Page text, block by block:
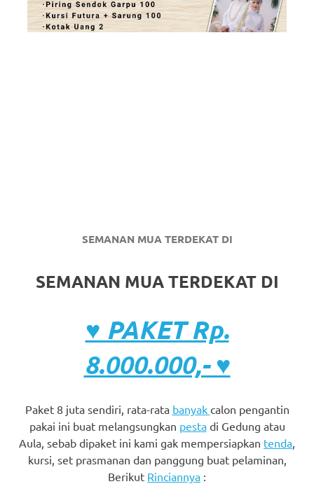
SEMANAN MUA TERDEKAT DI
SEMANAN MUA TERDEKAT DI
♥ PAKET Rp.
8.000.000,- ♥
Paket 8 juta sendiri, rata-rata banyak calon pengantin
pakai ini buat melangsungkan pestadi Gedung atau
Aula, sebab dipaket ini kami gak mempersiapkan tenda
kursi, set prasmanan dan panggung buat pelaminan,
Berikut Rinciannya :